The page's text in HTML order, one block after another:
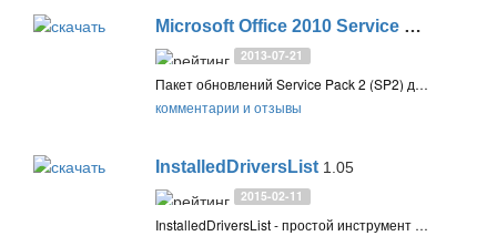
Microsoft Office 2010 Service Pack 2 (SP2)
2013-07-21
Пакет обновлений Service Pack 2 (SP2) для Microsoft Office 2010 (KB2687455) содержит обновления, улучшающие безопасность, быстродействие и стабильность
комментарии и отзывы
InstalledDriversList 1.05
2015-02-11
InstalledDriversList - простой инструмент от Nir Sofer для Windows, который показывает список всех драйверов устройств, установленных в вашей системе, и подробную информацию о них